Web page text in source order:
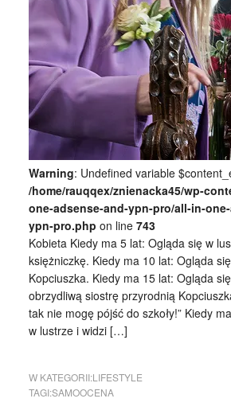
Warning: Undefined variable
/home/rauqqex/znienacka45/wp-
one-adsense-and-ypn-pro/all-in-
ypn-pro.php on line 743
Kobieta Kiedy ma 5 lat: Ogląda się w
księżniczkę. Kiedy ma 10 lat: Ogląda
Kopciuszka. Kiedy ma 15 lat: Ogląda
obrzydliwą siostrę przyrodnią
tak nie mogę pójść do szkoły!” Kiedy
w lustrze i widzi […]
W KATEGORII:LIFESTYLE
TAGI:SAMOOCENA